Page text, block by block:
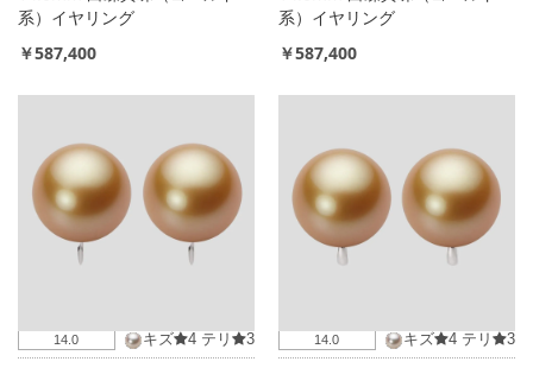
系）イヤリング
￥587,400
系）イヤリング
￥587,400
14.0 キズ 4 テリ 3 14.0 キズ 4 テリ 3